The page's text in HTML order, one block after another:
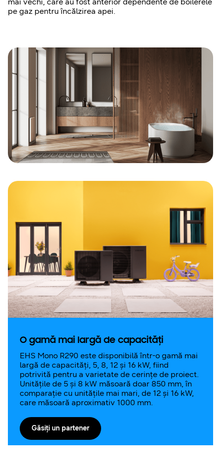
pe gaz pentru încălzirea apei.
O gamă mai largă de capacități
EHS Mono R290 este disponibilă într-o gamă mai
largă de capacități, 5, 8, 12 și 16 kW, fiind
potrivită pentru a varietate de cerințe de proiect.
Unitățile de 5 și 8 kW măsoară doar 850 mm, în
comparație cu unitățile mai mari, de 12 și 16 kW,
care măsoară aproximativ 1000 mm.
Găsiți un partener